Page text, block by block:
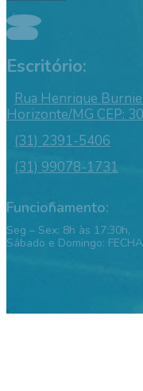
Escritório:
Rua Henrique
Horizonte/MG CEP:
(31) 2391-5406
(31) 99078-1731
Funcionamento:
Seg – Sex: 8h às 17:30h,
Sábado e Domingo: